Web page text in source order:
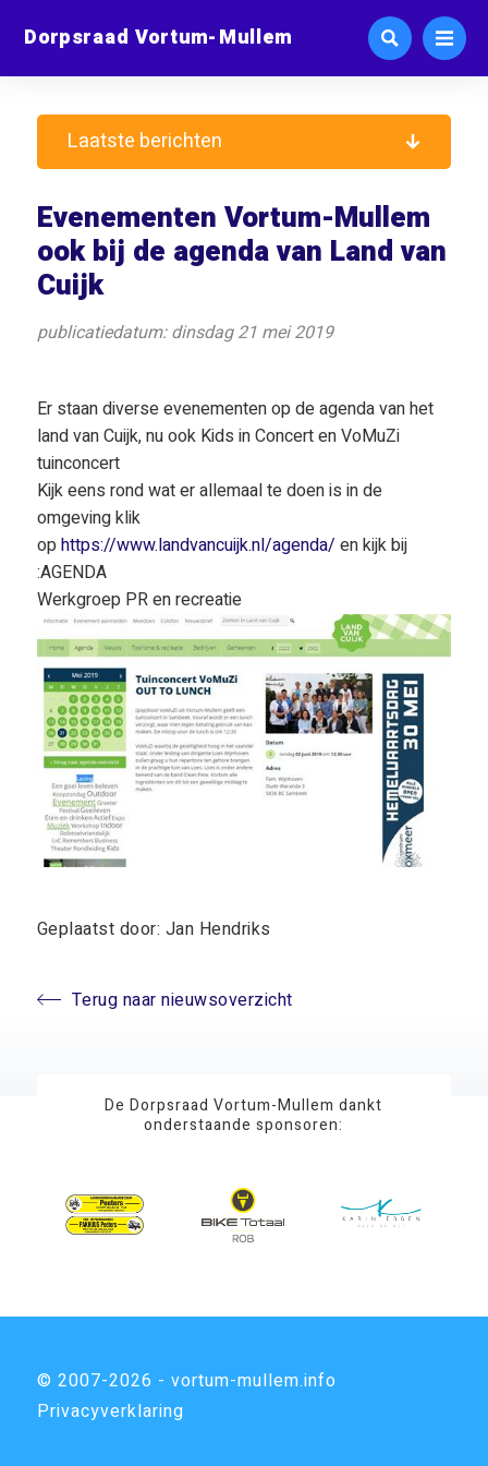
Dorpsraad Vortum-Mullem
Evenementen Vortum-Mullem
ook bij de agenda van Land van
Cuijk
publicatiedatum: dinsdag 21 mei 2019
Er staan diverse evenementen op de agenda van het
land van Cuijk, nu ook Kids in Concert en VoMuZi
tuinconcert
Kijk eens rond wat er allemaal te doen is in de
omgeving klik
ophttps://www.landvancuijk.nl/agenda/ en kijk bij
:AGENDA
Werkgroep PR en recreatie
Geplaatst door: Jan Hendriks
Terug naar nieuwsoverzicht
Laatste berichten
De Dorpsraad Vortum-Mullem dankt
onderstaande sponsoren:
© 2007-2026 - vortum-mullem.info
Privacyverklaring